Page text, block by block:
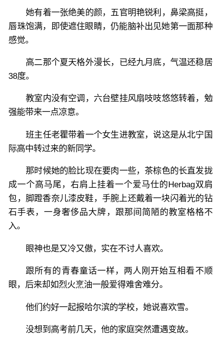
她有着一张绝美的颜，五官明艳锐利，鼻梁高挺，
唇珠饱满，即使遮住眼睛，仍能脑补出见她第一面那种
感觉。
高二那个夏天格外漫长，已经九月底，气温还稳居
38度。
教室内没有空调，六台壁挂风扇吱吱悠悠转着，勉
强能带来一点凉意。
班主任老瞿带着一个女生进教室，说这是从北宁国
际高中转过来的新同学。
那时候她的脸比现在要肉一些，茶棕色的长直发拢
成一个高马尾，右肩上挂着一个爱马仕的Herbag双肩
包，脚蹬香奈儿漆皮鞋，手腕上还戴着一块闪着光的钻
石手表，一身奢侈品大牌，跟那间简陋的教室格格不
入。
眼神也是又冷又傲，实在不讨人喜欢。
跟所有的青春童话一样，两人刚开始互相看不顺
眼，后来却如烈火烹油一般爱得难舍难分。
他们约好一起报哈尔滨的学校，她说喜欢雪。
没想到高考前几天，他的家庭突然遭遇变故。